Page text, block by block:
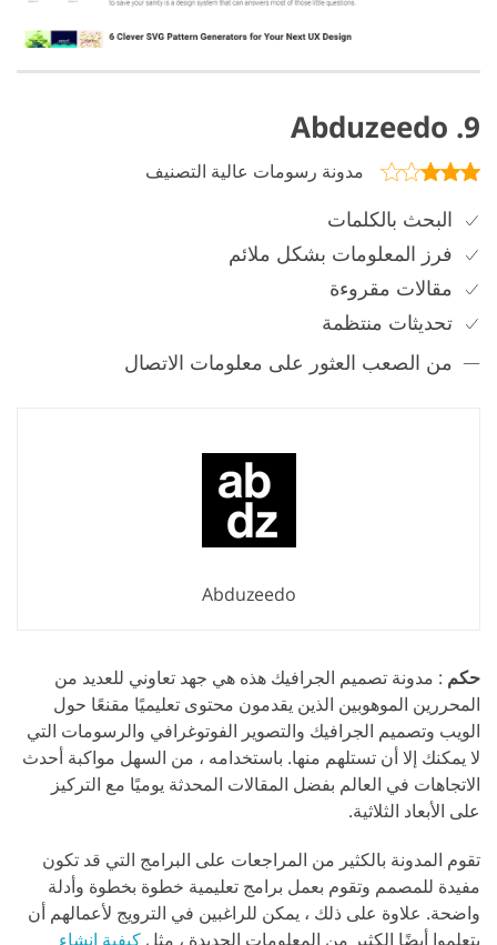
9. Abduzeedo
مدونة رسومات عالية التصنيف
البحث بالكلمات
فرز المعلومات بشكل ملائم
مقالات مقروءة
تحديثات منتظمة
من الصعب العثور على معلومات الاتصال
Abduzeedo
حكم : مدونة تصميم الجرافيك هذه هي جهد تعاوني للعديد من
المحررين الموهوبين الذين يقدمون محتوى تعليميًا مقنعًا حول
الويب وتصميم الجرافيك والتصوير الفوتوغرافي والرسومات التي
لا يمكنك إلا أن تستلهم منها. باستخدامه ، من السهل مواكبة أحدث
الاتجاهات في العالم بفضل المقالات المحدثة يوميًا مع التركيز
على الأبعاد الثلاثية.
تقوم المدونة بالكثير من المراجعات على البرامج التي قد تكون
مفيدة للمصمم وتقوم بعمل برامج تعليمية خطوة بخطوة وأدلة
واضحة. علاوة على ذلك ، يمكن للراغبين في الترويج لأعمالهم أن
يتعلموا أيضًا الكثير من المعلومات الجديدة ، مثل كيفية إنشاء